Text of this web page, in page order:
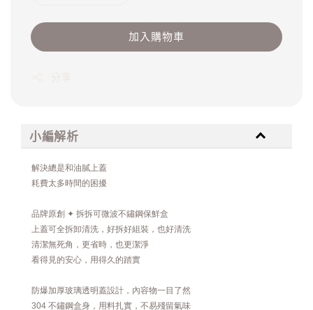
加入購物車
小編解析
解決總是和油膩上蓋
耗費太多時間的困擾
品牌原創 ✦ 拆拆可微波不鏽鋼保鮮盒
上蓋可全拆卸清洗，好拆好組裝，也好清洗
清潔無死角，更省時，也更潔淨
看得見的安心，用得久的踏實
防爆加厚玻璃透明蓋設計，內容物一目了然
304 不鏽鋼盒身，用料扎實，不易殘留氣味